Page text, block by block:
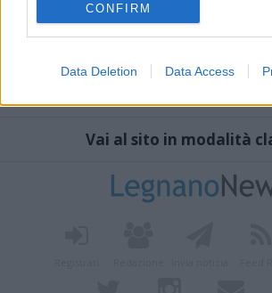
CONFIRM
Data Deletion Data Access
Vai al sito in modalità